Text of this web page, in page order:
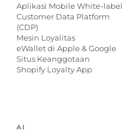
Aplikasi Mobile White-label
Customer Data Platform
(CDP)
Mesin Loyalitas
eWallet di Apple & Google
Situs Keanggotaan
Shopify Loyalty App
AI